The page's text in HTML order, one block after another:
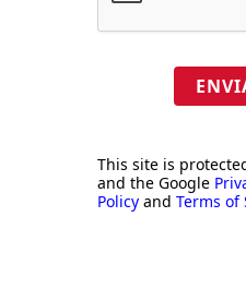
This site is
and the Google
Policy and Terms of